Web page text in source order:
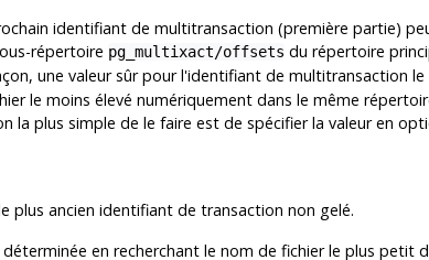
identifiant de multitransaction (première partie)
répertoire pg_multixact/offsets du répertoire
une valeur sûr pour l'identifiant de multitransaction
le moins élevé numériquement dans le même
la plus simple de le faire est de spécifier la valeur en
plus ancien identifiant de transaction non gelé.
en recherchant le nom de fichier le plus petit